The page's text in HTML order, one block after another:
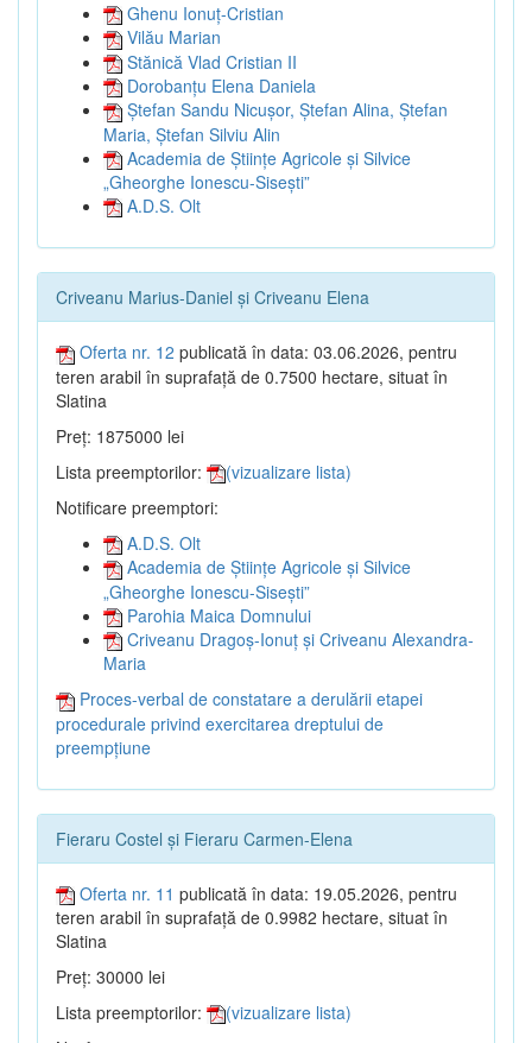
Ghenu Ionuț-Cristian
Vilău Marian
Stănică Vlad Cristian II
Dorobanțu Elena Daniela
Ștefan Sandu Nicușor, Ștefan Alina, Ștefan
Maria, Ștefan Silviu Alin
Academia de Științe Agricole și Silvice
„Gheorghe Ionescu-Sisești”
A.D.S. Olt
Criveanu Marius-Daniel și Criveanu Elena
Oferta nr. 12 publicată în data: 03.06.2026, pentru
teren arabil în suprafață de 0.7500 hectare, situat în
Slatina
Preț: 1875000 lei
Lista preemptorilor:
(vizualizare lista)
Notificare preemptori:
A.D.S. Olt
Academia de Științe Agricole și Silvice
„Gheorghe Ionescu-Sisești”
Parohia Maica Domnului
Criveanu Dragoș-Ionuț și Criveanu Alexandra-
Maria
Proces-verbal de constatare a derulării etapei
procedurale privind exercitarea dreptului de
preempțiune
Fieraru Costel și Fieraru Carmen-Elena
Oferta nr. 11 publicată în data: 19.05.2026, pentru
teren arabil în suprafață de 0.9982 hectare, situat în
Slatina
Preț: 30000 lei
Lista preemptorilor:
(vizualizare lista)